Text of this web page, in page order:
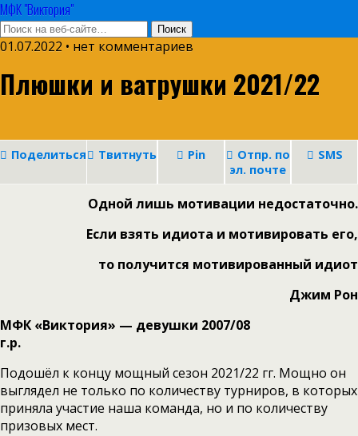
МФК "Виктория"
01.07.2022 • нет комментариев
Плюшки и ватрушки 2021/22
Поделиться Твитнуть Pin
Отпр. по
эл. почте
SMS
Одной лишь мотивации недостаточно.
Если взять идиота и мотивировать его,
то получится мотивированный идиот
Джим Рон
МФК «Виктория» — девушки 2007/08
г.р.
Подошёл к концу мощный сезон 2021/22 гг. Мощно он
выглядел не только по количеству турниров, в которых
приняла участие наша команда, но и по количеству
призовых мест.